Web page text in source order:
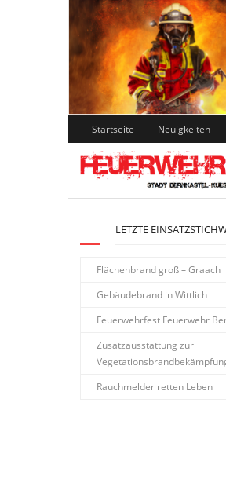
Skip
to
content
Startseite Neuigkeiten
LETZTE
Flächenbrand groß – Graach
Gebäudebrand in Wittlich
Feuerwehrfest Feuerwehr
Zusatzausstattung zur
Rauchmelder retten Leben